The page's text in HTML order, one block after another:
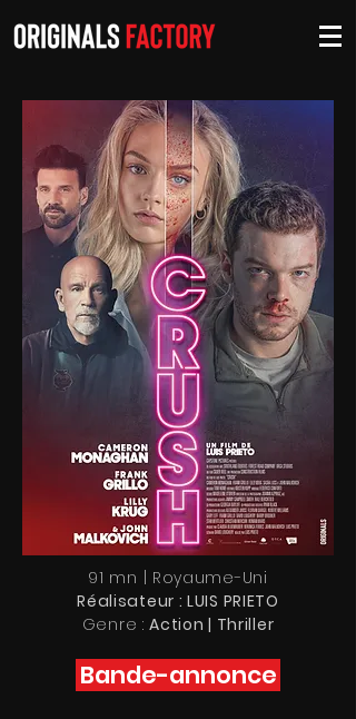
91 mn | Royaume-Uni
Réalisateur : LUIS PRIETO
Genre :Action | Thriller
Bande-annonce